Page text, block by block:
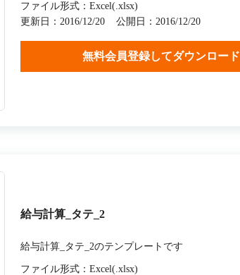
ファイル形式：Excel(.xlsx)
更新日：2016/12/20
公開日：2016/12/20
無料会員登録してダウンロード
給与計算_タテ_2
給与計算_タテ_2のテンプレートです
ファイル形式：Excel(.xlsx)